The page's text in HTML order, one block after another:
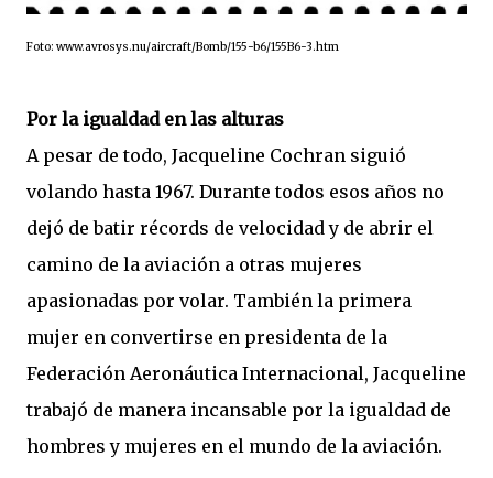
Foto: www.avrosys.nu/aircraft/Bomb/155-b6/155B6-3.htm
Por la igualdad en las alturas
A pesar de todo, Jacqueline Cochran siguió
volando hasta 1967. Durante todos esos años no
dejó de batir récords de velocidad y de abrir el
camino de la aviación a otras mujeres
apasionadas por volar. También la primera
mujer en convertirse en presidenta de la
Federación Aeronáutica Internacional, Jacqueline
trabajó de manera incansable por la igualdad de
hombres y mujeres en el mundo de la aviación.